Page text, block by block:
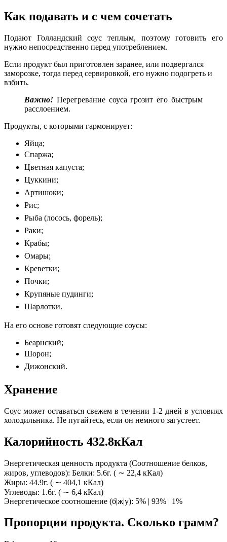
Как подавать и с чем сочетать
Подают Голландский соус теплым, поэтому готовить его
нужно непосредственно перед употреблением.
Если продукт был приготовлен заранее, или подвергался
заморозке, тогда перед сервировкой, его нужно подогреть и
взбить.
Важно! Перегревание соуса грозит его быстрым
расслоением.
Продукты, с которыми гармонирует:
Яйца;
Спаржа;
Цветная капуста;
Цуккини;
Артишоки;
Рис;
Рыба (лосось, форель);
Раки;
Крабы;
Омары;
Креветки;
Почки;
Крупяные пудинги;
Шарлотки.
На его основе готовят следующие соусы:
Беарнский;
Шорон;
Дижонский.
Хранение
Соус может оставаться свежем в течении 1-2 дней в условиях
холодильника. Не пугайтесь, если он немного загустеет.
Калорийность 432.8кКал
Энергетическая ценность продукта (Соотношение белков,
жиров, углеводов): Белки: 5.6г. ( ∼ 22,4 кКал)
Жиры: 44.9г. ( ∼ 404,1 кКал)
Углеводы: 1.6г. ( ∼ 6,4 кКал)
Энергетическое соотношение (б|ж|у): 5% | 93% | 1%
Пропорции продукта. Сколько грамм?